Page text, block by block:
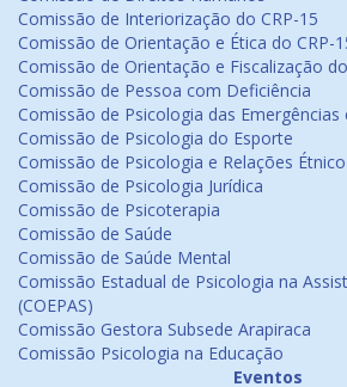
Comissão de Interiorização do CRP-15
Comissão de Orientação e Ética do CRP-
Comissão de Orientação e Fiscalização
Comissão de Pessoa com Deficiência
Comissão de Psicologia das Emergências
Comissão de Psicologia do Esporte
Comissão de Psicologia e Relações
Comissão de Psicologia Jurídica
Comissão de Psicoterapia
Comissão de Saúde
Comissão de Saúde Mental
Comissão Estadual de Psicologia na
(COEPAS)
Comissão Gestora Subsede Arapiraca
Comissão Psicologia na Educação
Eventos